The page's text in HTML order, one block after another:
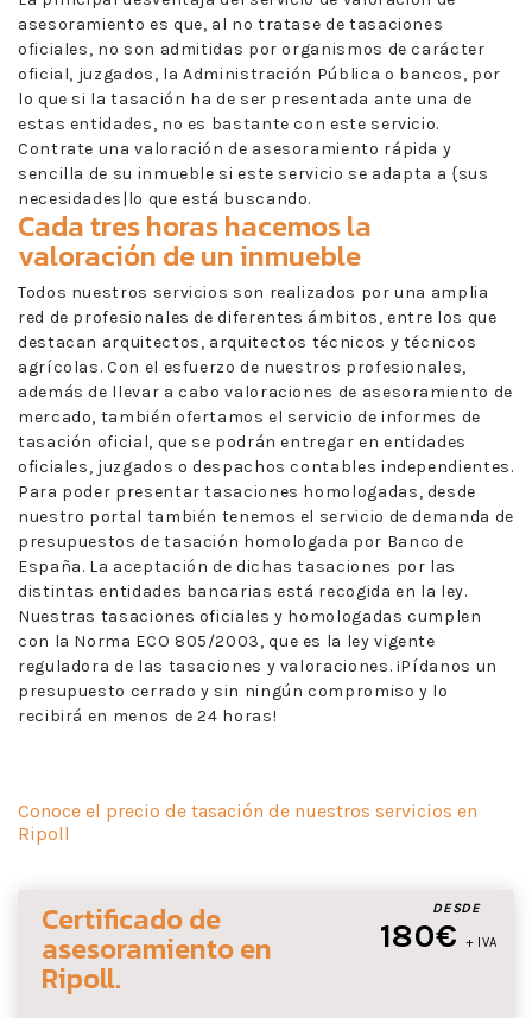
asesoramiento es que, al no tratase de tasaciones
oficiales, no son admitidas por organismos de carácter
oficial, juzgados, la Administración Pública o bancos, por
lo que si la tasación ha de ser presentada ante una de
estas entidades, no es bastante con este servicio.
Contrate una valoración de asesoramiento rápida y
sencilla de su inmueble si este servicio se adapta a {sus
necesidades|lo que está buscando.
Cada tres horas hacemos la
valoración de un inmueble
Todos nuestros servicios son realizados por una amplia
red de profesionales de diferentes ámbitos, entre los que
destacan arquitectos, arquitectos técnicos y técnicos
agrícolas. Con el esfuerzo de nuestros profesionales,
además de llevar a cabo valoraciones de asesoramiento de
mercado, también ofertamos el servicio de informes de
tasación oficial, que se podrán entregar en entidades
oficiales, juzgados o despachos contables independientes.
Para poder presentar tasaciones homologadas, desde
nuestro portal también tenemos el servicio de demanda de
presupuestos de tasación homologada por Banco de
España. La aceptación de dichas tasaciones por las
distintas entidades bancarias está recogida en la ley.
Nuestras tasaciones oficiales y homologadas cumplen
con la Norma ECO 805/2003, que es la ley vigente
reguladora de las tasaciones y valoraciones. ¡Pídanos un
presupuesto cerrado y sin ningún compromiso y lo
recibirá en menos de 24 horas!
Conoce el precio de tasación de nuestros servicios en
Ripoll
DESDE
180€ + IVA
Certificado de
asesoramientoen
Ripoll.